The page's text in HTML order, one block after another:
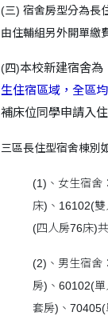
(三) 宿舍房型分為長
由住輔組另外開單繳
(四)本校新建宿舍為
生住宿區域，全區
補床位同學申請入
三區長住型宿舍棟別
(1)、女生宿舍
床)、16102(
(四人房76床)
(2)、男生宿舍
房)、60102(
套房)、70405(